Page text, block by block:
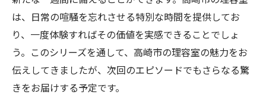
は、日常の喧騒を忘れさせる特別な時間を提供してお
り、一度体験すればその価値を実感できることでしょ
う。このシリーズを通して、高崎市の理容室の魅力をお
伝えしてきましたが、次回のエピソードでもさらなる驚
きをお届けする予定です。